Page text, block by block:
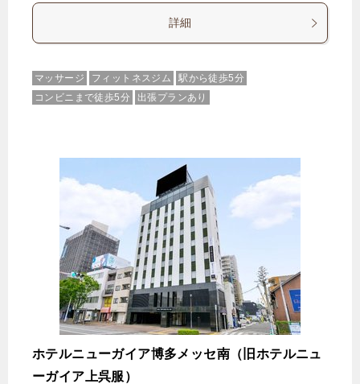
詳細
マッサージ フィットネスジム
駅から徒歩5分
コンビニまで徒歩5分
出張プランあり
ホテルニューガイア博多メッセ南（旧ホテルニュ
ーガイア上呉服）